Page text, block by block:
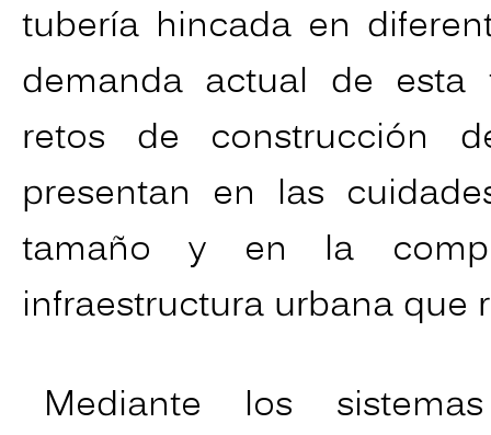
tubería hincada en
demanda actual de esta
retos de construcción
presentan en las
tamaño y en la
infraestructura urbana que
Mediante los